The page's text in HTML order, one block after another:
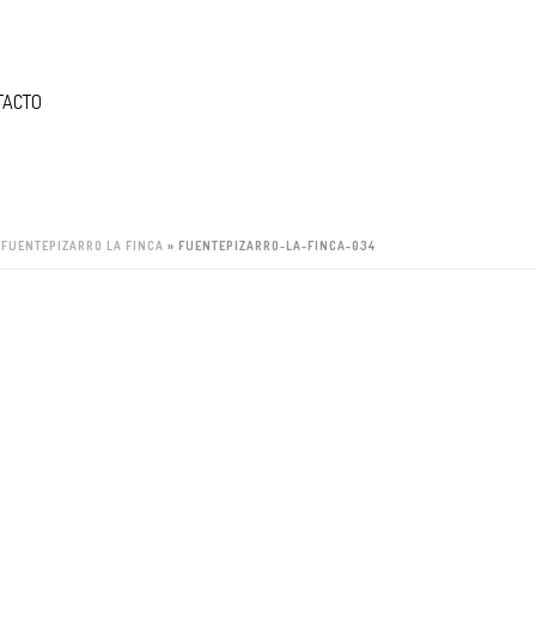
FUENTEPIZARRO LA FINCA » FUENTEPIZARRO-LA-FINCA-034